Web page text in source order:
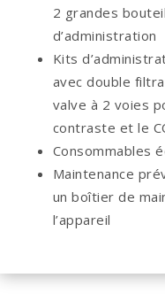
2 grandes
d’administration
Kits
avec double
valve à 2 voies
contraste et le
Consommables
Maintenance
un boîtier de
l’appareil